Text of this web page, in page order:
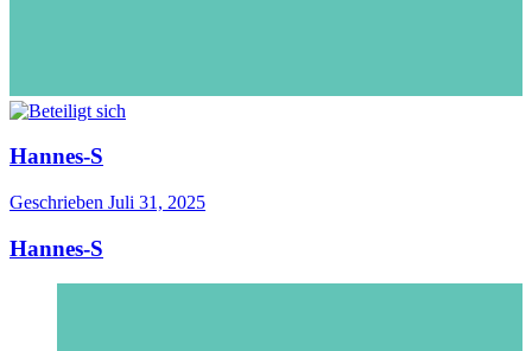
Hannes-S
Geschrieben Juli 31, 2025
Hannes-S